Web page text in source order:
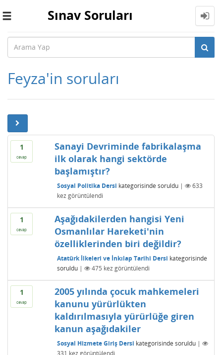
Toggle
Sınav Soruları
Feyza'in soruları
1
cevap
Sanayi Devriminde fabrikalaşma
ilk olarak hangi sektörde
başlamıştır?
Sosyal Politika Dersi kategorisinde soruldu |
633
kez görüntülendi
1
cevap
Aşağıdakilerden hangisi Yeni
Osmanlılar Hareketi'nin
özelliklerinden biri değildir?
Atatürk İlkeleri ve İnkılap Tarihi Dersi kategorisinde
soruldu | 475 kez görüntülendi
1
cevap
2005 yılında çocuk mahkemeleri
kanunu yürürlükten
kaldırılmasıyla yürürlüğe giren
kanun aşağıdakiler
Sosyal Hizmete Giriş Dersi kategorisinde soruldu |
331 kez görüntülendi